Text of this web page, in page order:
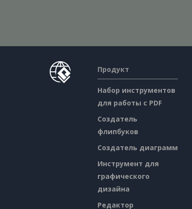
Продукт
Набор инструментов
для работы с PDF
Создатель
флипбуков
Создатель диаграмм
Инструмент для
графического
дизайна
Редактор